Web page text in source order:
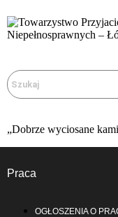
„Dobrze wyciosane
Praca
OGŁOSZENIA O